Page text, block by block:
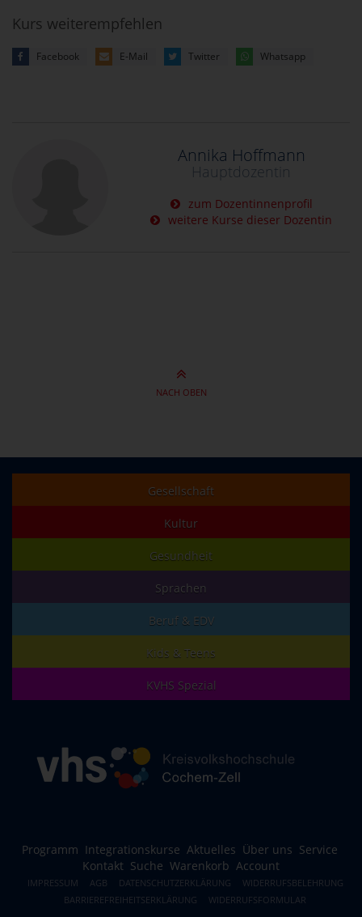
Kurs weiterempfehlen
Facebook E-Mail Twitter Whatsapp
Annika Hoffmann
Hauptdozentin
zum Dozentinnenprofil
weitere Kurse dieser Dozentin
NACH OBEN
Gesellschaft
Kultur
Gesundheit
Sprachen
Beruf & EDV
Kids & Teens
KVHS Spezial
Programm Integrationskurse Aktuelles Über uns Service
Kontakt Suche Warenkorb Account
IMPRESSUM AGB DATENSCHUTZERKLÄRUNG
WIDERRUFSBELEHRUNG
BARRIEREFREIHEITSERKLÄRUNG
WIDERRUFSFORMULAR